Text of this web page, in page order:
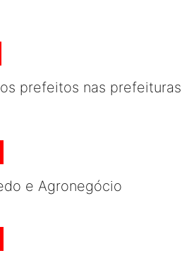
prefeitos nas prefeituras
e Agronegócio